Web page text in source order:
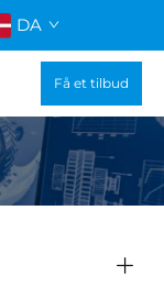
DA
Få et tilbud